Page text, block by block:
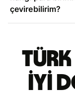
çevirebilirim?
Türk
iyi